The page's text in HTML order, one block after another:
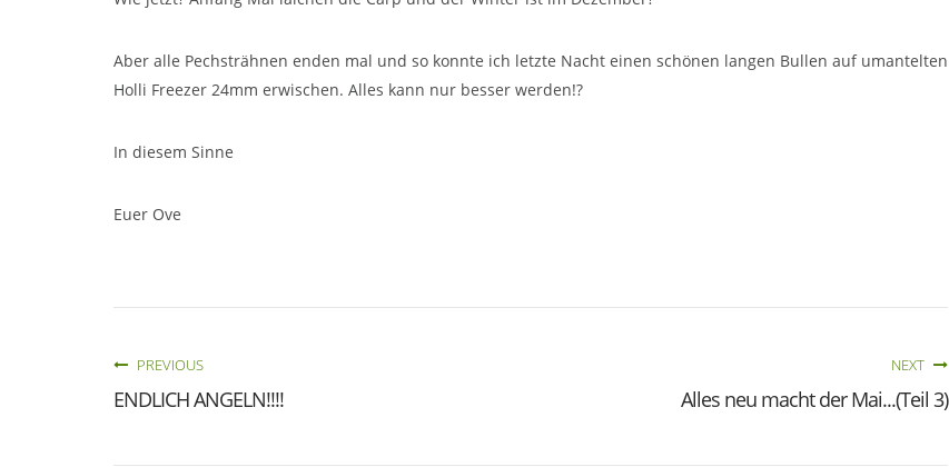
Aber alle Pechsträhnen enden mal und so konnte ich letzte Nacht einen schönen langen Bullen auf umantelten
Holli Freezer 24mm erwischen. Alles kann nur besser werden!?
In diesem Sinne
Euer Ove
PREVIOUS
ENDLICH ANGELN!!!!
NEXT
Alles neu macht der Mai...(Teil 3)